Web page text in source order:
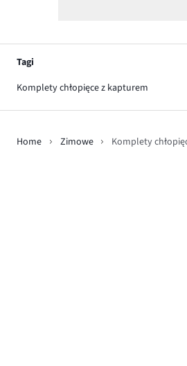
Tagi
Komplety chłopięce z kapturem
Home Zimowe Komplety